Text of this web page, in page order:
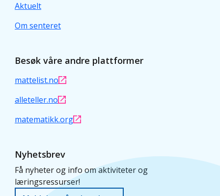
Aktuelt
Om senteret
Besøk våre andre plattformer
mattelist.no
alleteller.no
matematikk.org
Nyhetsbrev
Få nyheter og info om aktiviteter og
læringsressurser!